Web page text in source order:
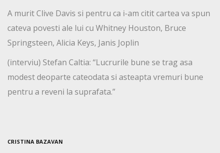
A murit Clive Davis si pentru ca i-am citit cartea va spun
cateva povesti ale lui cu Whitney Houston, Bruce
Springsteen, Alicia Keys, Janis Joplin
(interviu) Stefan Caltia: “Lucrurile bune se trag asa
modest deoparte cateodata si asteapta vremuri bune
pentru a reveni la suprafata.”
CRISTINA BAZAVAN